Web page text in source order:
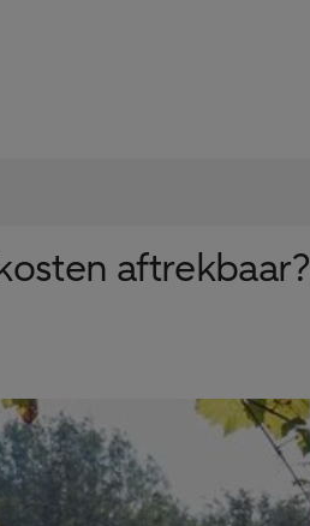
aftrekbaar?